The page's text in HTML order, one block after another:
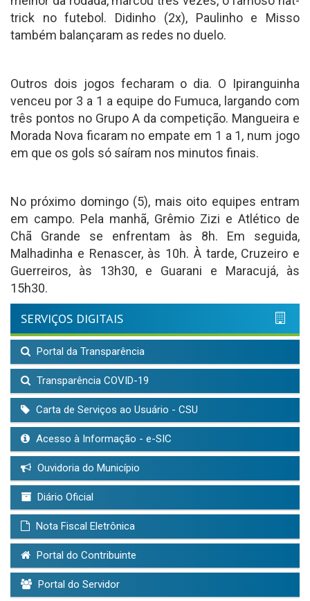
trick no futebol. Didinho (2x), Paulinho e Misso
também balançaram as redes no duelo.
Outros dois jogos fecharam o dia. O Ipiranguinha
venceu por 3 a 1 a equipe do Fumuca, largando com
três pontos no Grupo A da competição. Mangueira e
Morada Nova ficaram no empate em 1 a 1, num jogo
em que os gols só saíram nos minutos finais.
No próximo domingo (5), mais oito equipes entram
em campo. Pela manhã, Grêmio Zizi e Atlético de
Chã Grande se enfrentam às 8h. Em seguida,
Malhadinha e Renascer, às 10h. À tarde, Cruzeiro e
Guerreiros, às 13h30, e Guarani e Maracujá, às
15h30.
SERVIÇOS DIGITAIS
Portal da Transparência
Transparência COVID-19
Carta de Serviços ao Usuário - CSU
Acesso à Informação - e-SIC
Ouvidoria do Município
Diário Oficial
Nota Fiscal Eletrônica
Portal do Contribuinte
Portal do Servidor